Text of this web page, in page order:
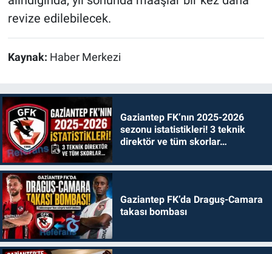
revize edilebilecek.
Kaynak: Haber Merkezi
Gaziantep FK’nın 2025-2026
sezonu istatistikleri! 3 teknik
direktör ve tüm skorlar…
Gaziantep FK’da Draguş-Camara
takası bombası